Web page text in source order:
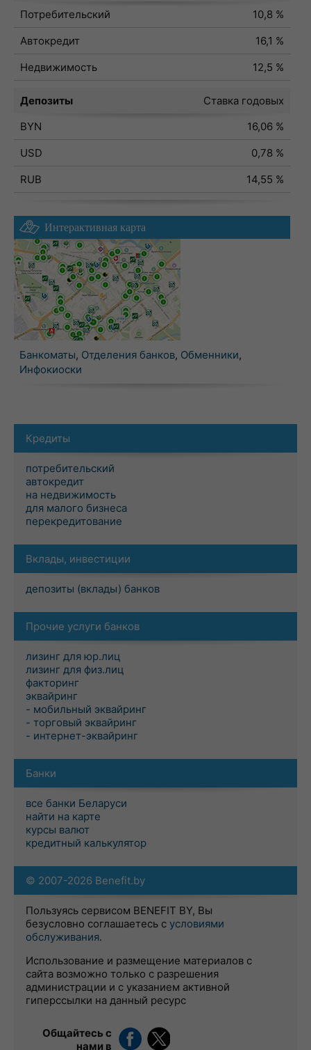
Потребительский
10,8 %
Автокредит
16,1 %
Недвижимость
12,5 %
Депозиты
Ставка годовых
BYN
16,06 %
USD
0,78 %
RUB
14,55 %
Интерактивная карта
Банкоматы, Отделения банков, Обменники,
Инфокиоски
Кредиты
потребительский
автокредит
на недвижимость
для малого бизнеса
перекредитование
Вклады, инвестиции
депозиты (вклады) банков
Прочие услуги банков
лизинг для юр.лиц
лизинг для физ.лиц
факторинг
эквайринг
- мобильный эквайринг
- торговый эквайринг
- интернет-эквайринг
Банки
все банки Беларуси
найти на карте
курсы валют
кредитный калькулятор
© 2007-2026 Benefit.by
Пользуясь сервисом BENEFIT BY, Вы
безусловно соглашаетесь с условиями
обслуживания.
Использование и размещение материалов с
сайта возможно только с разрешения
администрации и с указанием активной
гиперссылки на данный ресурс
Общайтесь с
нами в